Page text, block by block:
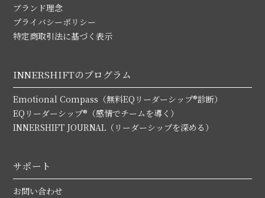
ブランド理念
プライバシーポリシー
特定商取引法に基づく表示
INNERSHIFTのプログラム
Emotional Compass（無料EQリーダーシップ®診断）
EQリーダーシップ®（感情でチームを導く）
INNERSHIFT JOURNAL（リーダーシップを深める）
サポート
お問い合わせ